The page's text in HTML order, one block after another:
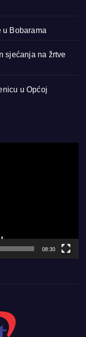
Bobarama
sjećanja na žrtve
u Općoj
08:30